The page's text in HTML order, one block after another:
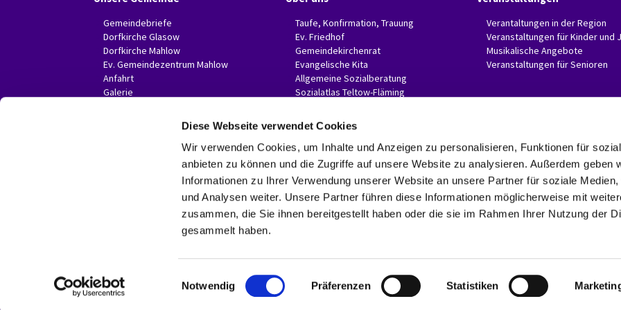
Diese Webseite verwendet Cookies
Wir verwenden Cookies, um Inhalte und Anzeigen zu personalisieren, Funktionen für
anbieten zu können und die Zugriffe auf unsere Website zu analysieren. Außerdem geben
Informationen zu Ihrer Verwendung unserer Website an unsere Partner für soziale Medien,
und Analysen weiter. Unsere Partner führen diese Informationen möglicherweise mit
zusammen, die Sie ihnen bereitgestellt haben oder die sie im Rahmen Ihrer Nutzung der
gesammelt haben.
i
Notwendig Präferenzen Statistiken
Gemeindebriefe
Dorfkirche Glasow
Dorfkirche Mahlow
Ev. Gemeindezentrum Mahlow
Anfahrt
Galerie
Taufe, Konfirmation, Trauung
Ev. Friedhof
Gemeindekirchenrat
Evangelische Kita
Allgemeine Sozialberatung
Sozialatlas Teltow-Fläming
Verantaltungen in der Region
Veranstaltungen für Kinder und
Musikalische Angebote
Veranstaltungen für Senioren
Evangelische Invitaskirchengemeinde Glasow-Mahlow
Rathenaustr. 45
15831 Blankenfelde-Mahlow
Telefon: 03379 374407 Fax: 03379 374470
invitaskg-glasow-mahlow@kkzf.de